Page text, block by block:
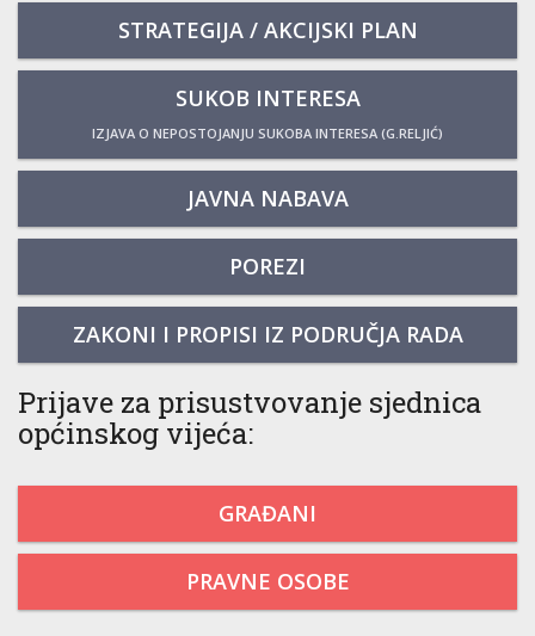
STRATEGIJA / AKCIJSKI PLAN
SUKOB INTERESA
IZJAVA O NEPOSTOJANJU SUKOBA INTERESA (G.RELJIĆ)
JAVNA NABAVA
POREZI
ZAKONI I PROPISI IZ PODRUČJA RADA
Prijave za prisustvovanje sjednica
općinskog vijeća:
GRAĐANI
PRAVNE OSOBE